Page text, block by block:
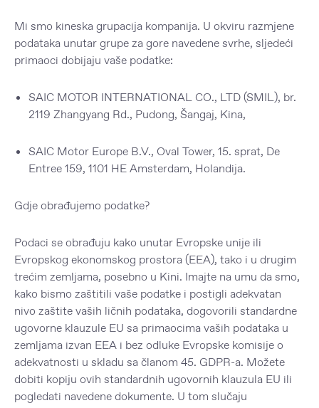
Mi smo kineska grupacija kompanija. U okviru razmjene
podataka unutar grupe za gore navedene svrhe, sljedeći
primaoci dobijaju vaše podatke:
SAIC MOTOR INTERNATIONAL CO., LTD (SMIL), br.
2119 Zhangyang Rd., Pudong, Šangaj, Kina,
SAIC Motor Europe B.V., Oval Tower, 15. sprat, De
Entree 159, 1101 HE Amsterdam, Holandija.
Gdje obrađujemo podatke?
Podaci se obrađuju kako unutar Evropske unije ili
Evropskog ekonomskog prostora (EEA), tako i u drugim
trećim zemljama, posebno u Kini. Imajte na umu da smo,
kako bismo zaštitili vaše podatke i postigli adekvatan
nivo zaštite vaših ličnih podataka, dogovorili standardne
ugovorne klauzule EU sa primaocima vaših podataka u
zemljama izvan EEA i bez odluke Evropske komisije o
adekvatnosti u skladu sa članom 45. GDPR-a. Možete
dobiti kopiju ovih standardnih ugovornih klauzula EU ili
pogledati navedene dokumente. U tom slučaju